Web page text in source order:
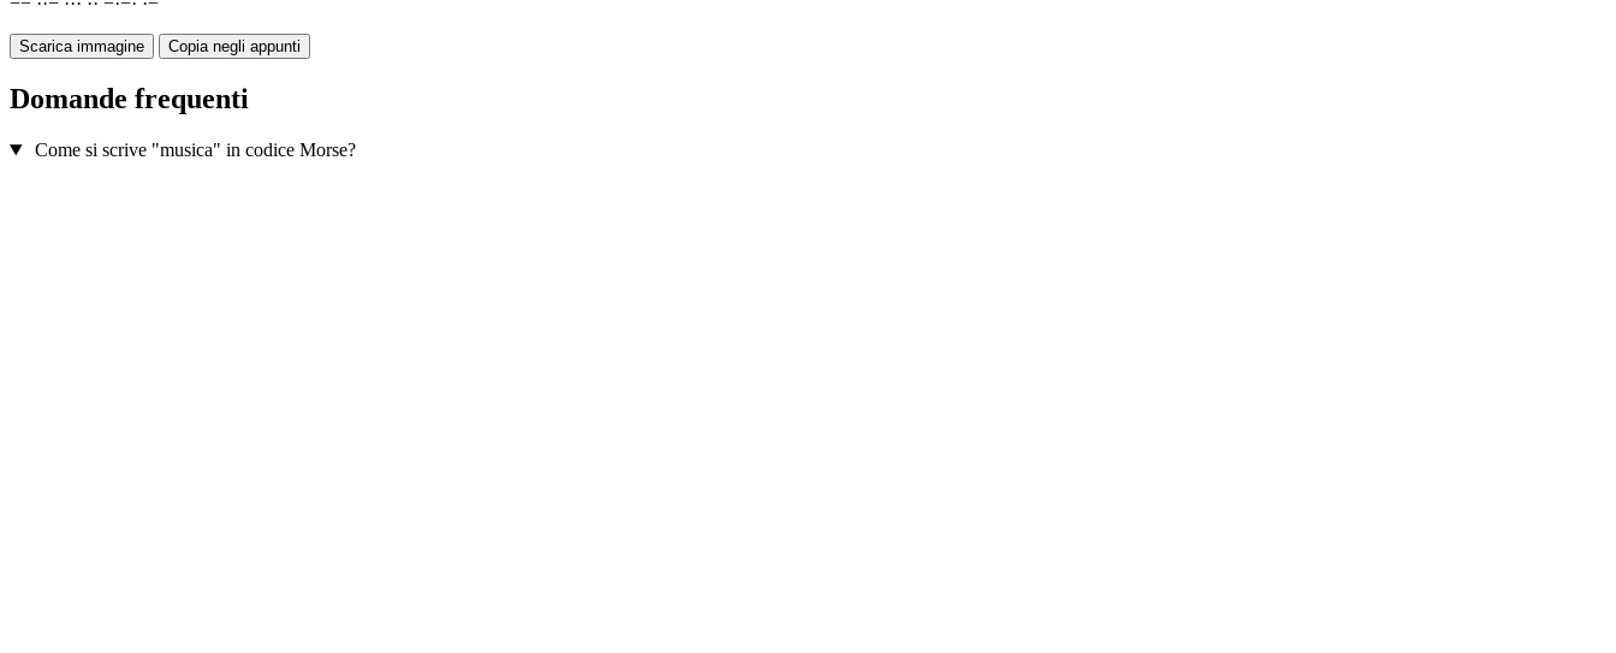
Scarica immagine Copia negli appunti
Domande frequenti
Come si scrive "musica" in codice Morse?